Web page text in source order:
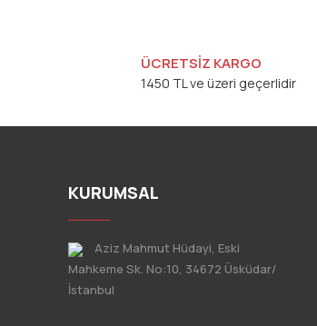
ÜCRETSİZ KARGO
1450 TL ve üzeri geçerlidir
KURUMSAL
Aziz Mahmut Hüdayi, Eski
Mahkeme Sk. No:10, 34672 Üsküdar/
İstanbul